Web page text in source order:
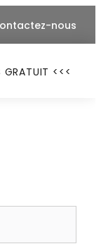
nous
GRATUIT <<<